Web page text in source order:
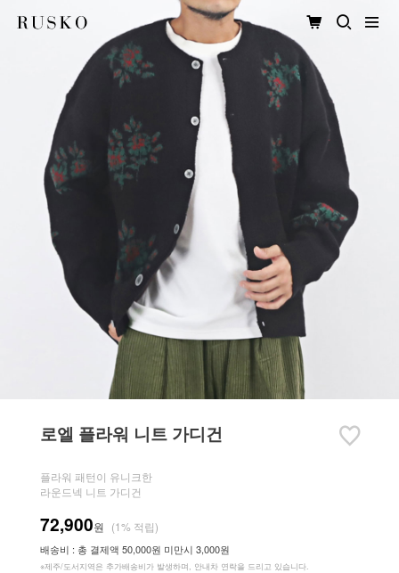
로엘 플라워 니트 가디건
플라워 패턴이 유니크한
라운드넥 니트 가디건
72,900원 (1% 적립)
배송비 : 총 결제액 50,000원 미만시 3,000원
※제주/도서지역은 추가배송비가 발생하며, 안내차 연락을 드리고 있습니다.